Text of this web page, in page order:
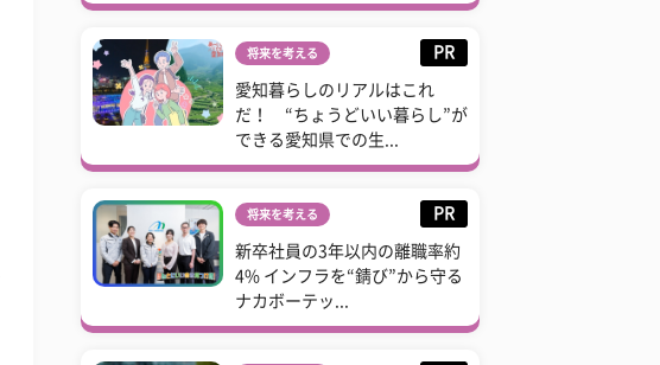
将来を考える PR
愛知暮らしのリアルはこれ
だ！ “ちょうどいい暮らし”が
できる愛知県での生...
将来を考える PR
新卒社員の3年以内の離職率約
4% インフラを“錆び”から守る
ナカボーテッ...